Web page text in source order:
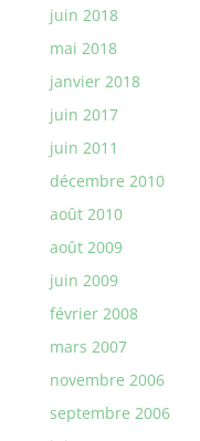
juin 2018
mai 2018
janvier 2018
juin 2017
juin 2011
décembre 2010
août 2010
août 2009
juin 2009
février 2008
mars 2007
novembre 2006
septembre 2006